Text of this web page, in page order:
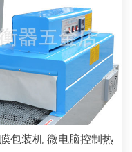
包装机 微电脑控制热